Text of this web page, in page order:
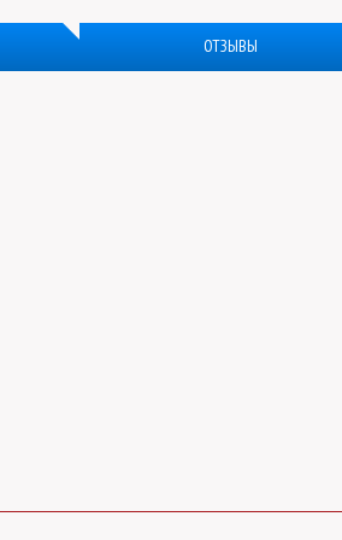
ОТЗЫВЫ